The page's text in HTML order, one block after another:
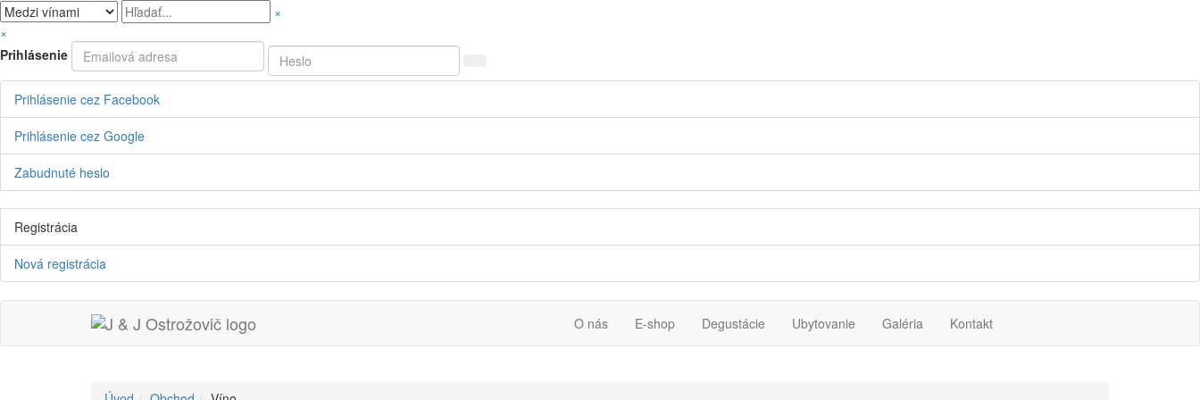
×
×
Prihlásenie
Prihlásenie cez Facebook
Prihlásenie cez Google
Zabudnuté heslo
Registrácia
Nová registrácia
O nás E-shop Degustácie Ubytovanie Galéria Kontakt